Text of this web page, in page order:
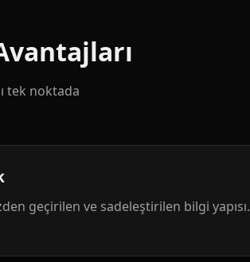
tek noktada
geçirilen ve sadeleştirilen bilgi yapısı.